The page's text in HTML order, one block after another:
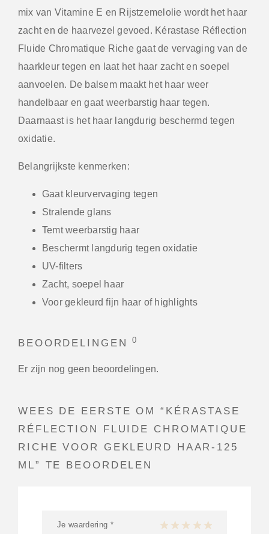
mix van Vitamine E en Rijstzemelolie wordt het haar
zacht en de haarvezel gevoed. Kérastase Réflection
Fluide Chromatique Riche gaat de vervaging van de
haarkleur tegen en laat het haar zacht en soepel
aanvoelen. De balsem maakt het haar weer
handelbaar en gaat weerbarstig haar tegen.
Daarnaast is het haar langdurig beschermd tegen
oxidatie.
Belangrijkste kenmerken:
Gaat kleurvervaging tegen
Stralende glans
Temt weerbarstig haar
Beschermt langdurig tegen oxidatie
UV-filters
Zacht, soepel haar
Voor gekleurd fijn haar of highlights
BEOORDELINGEN0
Er zijn nog geen beoordelingen.
WEES DE EERSTE OM “KÉRASTASE
RÉFLECTION FLUIDE CHROMATIQUE
RICHE VOOR GEKLEURD HAAR-125
ML” TE BEOORDELEN
Je waardering * 1 van de 5 sterren
2 van de 5 sterren
3 van de 5 sterren
4 van de 5 sterren